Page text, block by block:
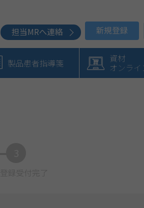
担当MRへ連絡 新規登録
製品患者指導箋 資材
オンラ